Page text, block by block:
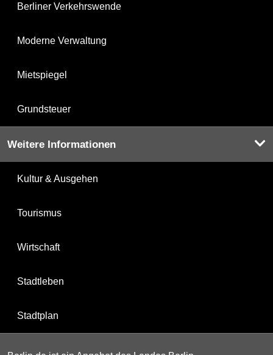
Berliner Verkehrswende
Moderne Verwaltung
Mietspiegel
Grundsteuer
Weitere Informationen
Kultur & Ausgehen
Tourismus
Wirtschaft
Stadtleben
Stadtplan